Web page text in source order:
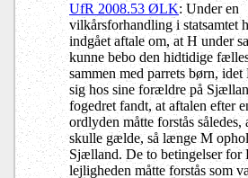
UfR 2008.53 ØLK: Under en
vilkårsforhandling i statsamtet
indgået aftale om, at H under
kunne bebo den hidtidige
sammen med parrets børn,
sig hos sine forældre på
fogedret fandt, at aftalen efter
ordlyden måtte forstås således,
skulle gælde, så længe M
Sjælland. De to betingelser for
lejligheden måtte forstås som